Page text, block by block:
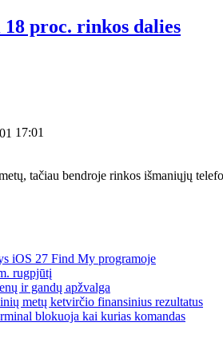
proc. rinkos dalies
17:01
tačiau bendroje rinkos išmaniųjų
iOS 27 Find My programoje
rugpjūtį
ir gandų apžvalga
metų ketvirčio finansinius rezultatus
blokuoja kai kurias komandas